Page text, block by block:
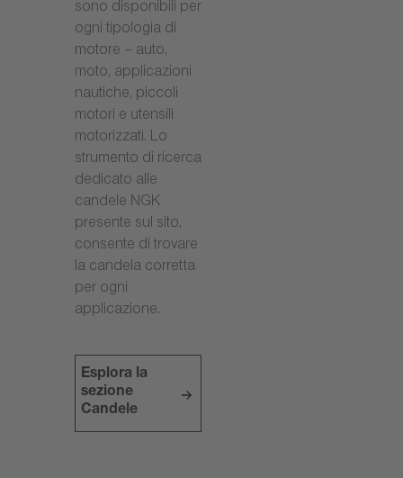
sono disponibili per
ogni tipologia di
motore – auto,
moto, applicazioni
nautiche, piccoli
motori e utensili
motorizzati. Lo
strumento di ricerca
dedicato alle
candele NGK
presente sul sito,
consente di trovare
la candela corretta
per ogni
applicazione.
Esplora la
sezione
Candele